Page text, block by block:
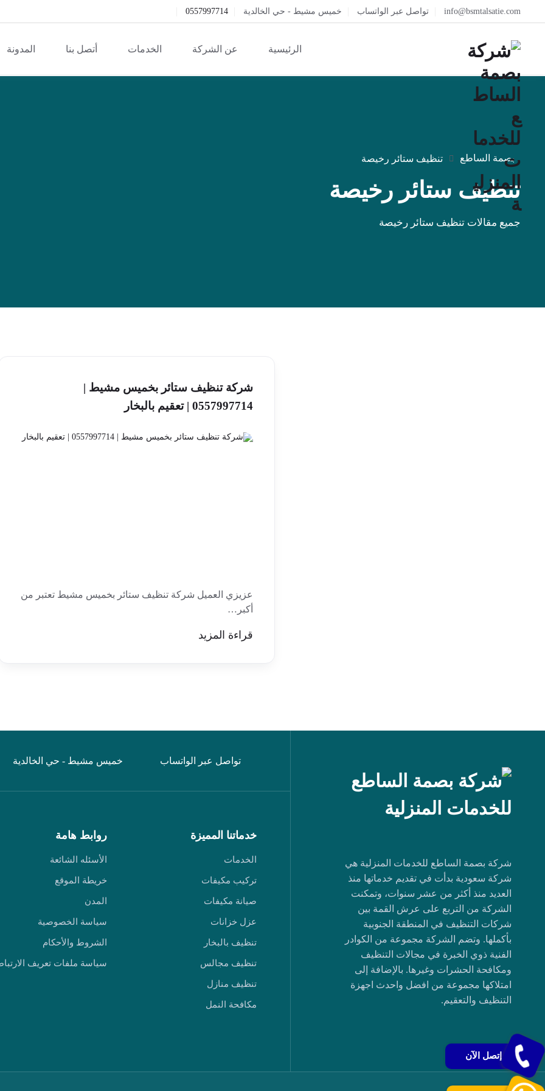
info@bsmtalsatie.com تواصل عبر الواتساب خميس مشيط - حي الخالدية 0557997714
الرئيسية عن الشركة الخدمات أتصل بنا المدونة
بصمة الساطع تنظيف ستائر رخيصة
تنظيف ستائر رخيصة
جميع مقالات تنظيف ستائر رخيصة
شركة تنظيف ستائر بخميس مشيط |
0557997714 | تعقيم بالبخار
عزيزي العميل شركة تنظيف ستائر بخميس مشيط تعتبر من
أكبر…
قراءة المزيد
شركة بصمة الساطع للخدمات المنزلية هي
شركة سعودية بدأت في تقديم خدماتها منذ
العديد منذ أكثر من عشر سنوات، وتمكنت
الشركة من التربع على عرش القمة بين
شركات التنظيف في المنطقة الجنوبية
بأكملها. وتضم الشركة مجموعة من الكوادر
الفنية ذوي الخبرة في مجالات التنظيف
ومكافحة الحشرات وغيرها. بالإضافة إلى
امتلاكها مجموعة من افضل واحدث اجهزة
التنظيف والتعقيم.
تواصل عبر الواتساب خميس مشيط - حي الخالدية
خدماتنا المميزة
الخدمات
تركيب مكيفات
صيانة مكيفات
عزل خزانات
تنظيف بالبخار
تنظيف مجالس
تنظيف منازل
مكافحة النمل
روابط هامة
الأسئله الشائعة
خريطة الموقع
المدن
سياسة الخصوصية
الشروط والأحكام
سياسة ملفات تعريف
إتصل الآن